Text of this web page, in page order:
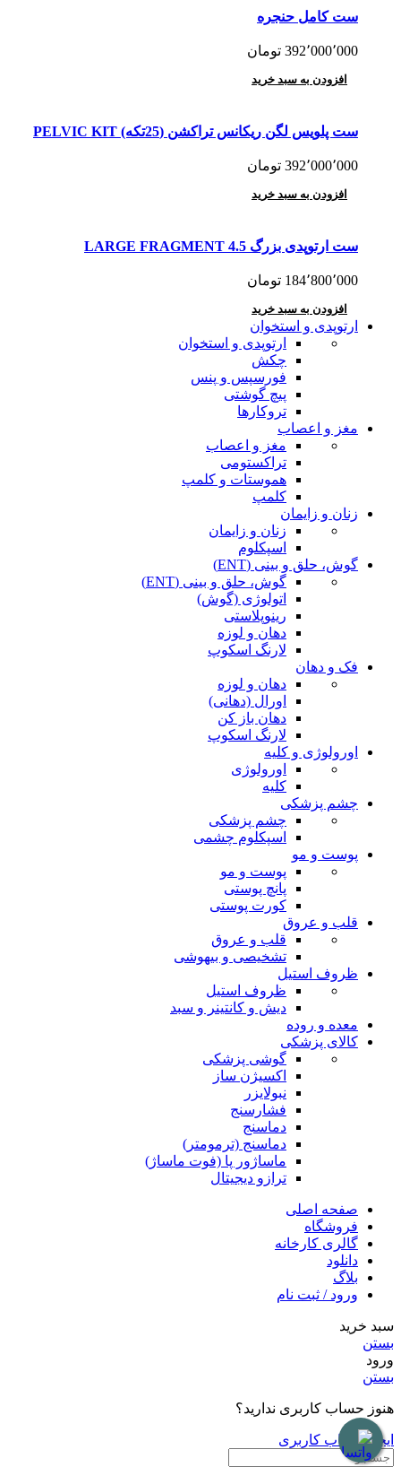
ست کامل حنجره
392٬000٬000 تومان
افزودن به سبد خرید
ست پلویس لگن ریکانس تراکشن (25تکه) PELVIC KIT
392٬000٬000 تومان
افزودن به سبد خرید
ست ارتوپدی بزرگ 4.5 LARGE FRAGMENT
184٬800٬000 تومان
افزودن به سبد خرید
ارتوپدی و استخوان
ارتوپدی و استخوان
چکش
فورسپس و پنس
پیچ گوشتی
تروکارها
مغز و اعصاب
مغز و اعصاب
تراکستومی
هموستات و کلمپ
کلمپ
زنان و زایمان
زنان و زایمان
اسپکلوم
گوش، حلق و بینی (ENT)
گوش، حلق و بینی (ENT)
اتولوژی (گوش)
رینوپلاستی
دهان و لوزه
لارنگ اسکوپ
فک و دهان
دهان و لوزه
اورال (دهانی)
دهان باز کن
لارنگ اسکوپ
اورولوژی و کلیه
اورولوژی
کلیه
چشم پزشکی
چشم پزشکی
اسپکلوم چشمی
پوست و مو
پوست و مو
پانچ پوستی
کورت پوستی
قلب و عروق
قلب و عروق
تشخیصی و بیهوشی
ظروف استیل
ظروف استیل
دیش و کانتینر و سبد
معده و روده
کالای پزشکی
گوشی پزشکی
اکسیژن ساز
نبولایزر
فشارسنج
دماسنج
دماسنج (ترمومتر)
ماساژور پا (فوت ماساژ)
ترازو دیجیتال
صفحه اصلی
فروشگاه
گالری کارخانه
دانلود
بلاگ
ورود / ثبت نام
سبد خرید
بستن
ورود
بستن
هنوز حساب کاربری ندارید؟
ایجاد حساب کاربری